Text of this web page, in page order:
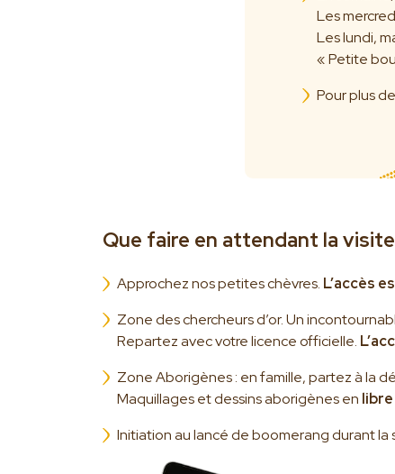
Les
Les lundi,
« Petite
Pour plus
Que faire en attendant la
Approchez nos petites chèvres. L’accès
Zone des chercheurs d’or. Un
Repartez avec votre licence officielle.
Zone Aborigènes : en famille, partez à la
Maquillages et dessins aborigènes en
Initiation au lancé de boomerang durant la